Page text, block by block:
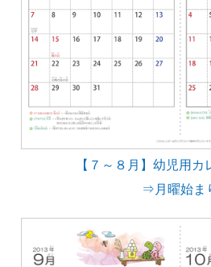
【７～８月】幼児用
⇒月曜始ま